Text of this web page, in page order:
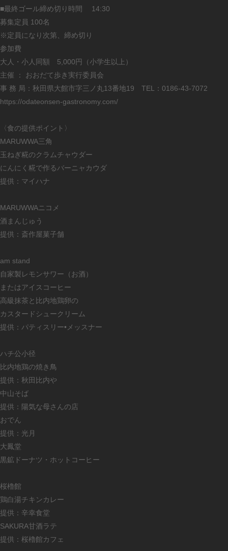
■最終ゴール締め切り時間 14:30
募集定員 100名
※定員になり次第、締め切り
参加費
大人・小人同額 5,000円（小学生以上）
主催 ： おおだて歩き実行委員会
事 務 局：秋田県大館市字三ノ丸13番地19 TEL：0186-43-7072
https://odateonsen-gastronomy.com/
〈食の提供ポイント〉
MARUWWA三角
玉ねぎ糀のクラムチャウダー
にんにく糀で作るバーニャカウダ
提供：マイハナ
MARUWWAニコメ
酒まんじゅう
提供：斎作屋菓子舗
am stand
自家製レモンサワー（お酒）
またはアイスコーヒー
高級抹茶と比内地鶏卵の
カスタードシュークリーム
提供：パティスリー•メッスナー
ハチ公小径
比内地鶏の焼き鳥
提供：秋田比内や
中山そば
提供：陽気な母さんの店
おでん
提供：光月
大鳳堂
黒鉱ドーナツ・ホットコーヒー
桜櫓館
鶏白湯チキンカレー
提供：辛幸食堂
SAKURA甘酒ラテ
提供：桜櫓館カフェ